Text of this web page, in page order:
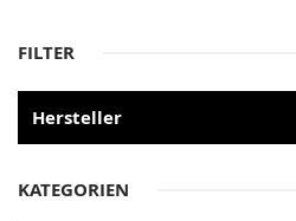
FILTER
Hersteller
KATEGORIEN